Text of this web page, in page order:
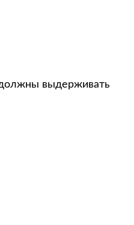
должны выдерживать